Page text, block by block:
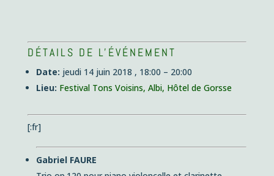
DÉTAILS DE L'ÉVÉNEMENT
Date: jeudi 14 juin 2018 , 18:00 – 20:00
Lieu: Festival Tons Voisins, Albi, Hôtel de Gorsse
[:fr]
Gabriel FAURE